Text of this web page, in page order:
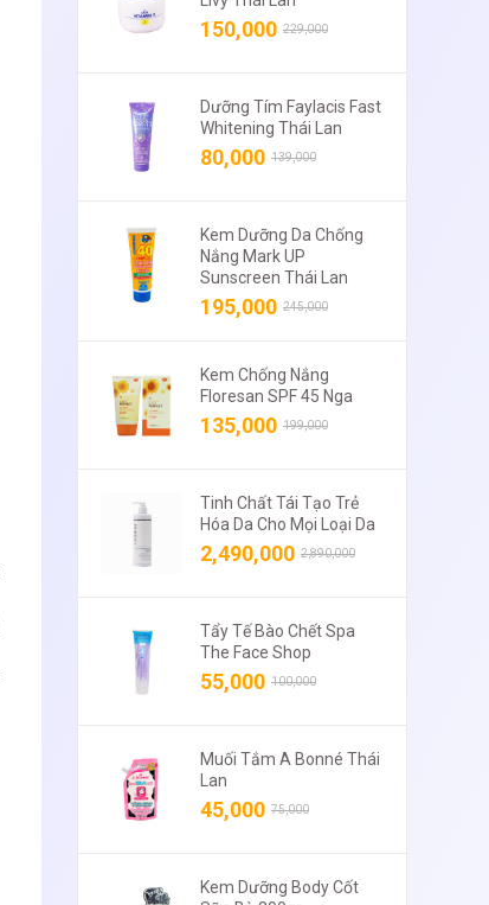
150,000 229,000
Dưỡng Tím Faylacis Fast
Whitening Thái Lan
80,000 139,000
Kem Dưỡng Da Chống
Nắng Mark UP
Sunscreen Thái Lan
195,000 245,000
Kem Chống Nắng
Floresan SPF 45 Nga
135,000 199,000
Tinh Chất Tái Tạo Trẻ
Hóa Da Cho Mọi Loại Da
2,490,000 2,890,000
Tẩy Tế Bào Chết Spa
The Face Shop
55,000 100,000
Muối Tắm A Bonné Thái
Lan
45,000 75,000
Kem Dưỡng Body Cốt